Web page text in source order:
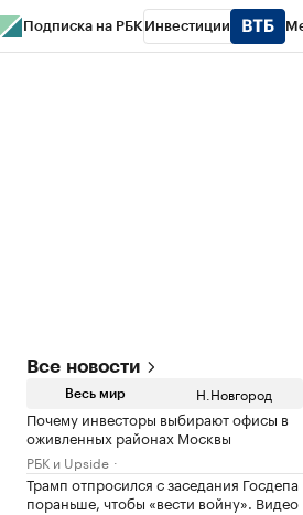
Подписка на РБК Инвестиции
Все новости
Весь мир Н.Новгород
Почему инвесторы выбирают офисы в
оживленных районах Москвы
РБК и Upside
Трамп отпросился с заседания Госдепа
пораньше, чтобы «вести войну». Видео